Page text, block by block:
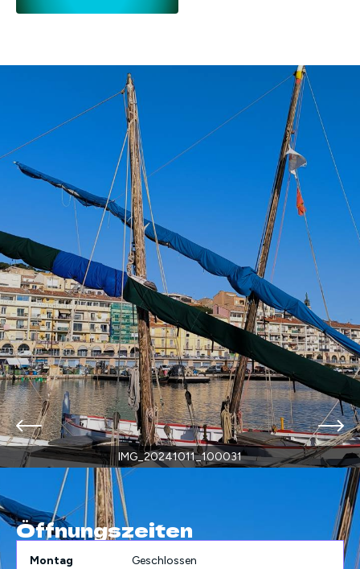
IMG_20241011_100031
Öffnungszeiten
Montag Geschlossen